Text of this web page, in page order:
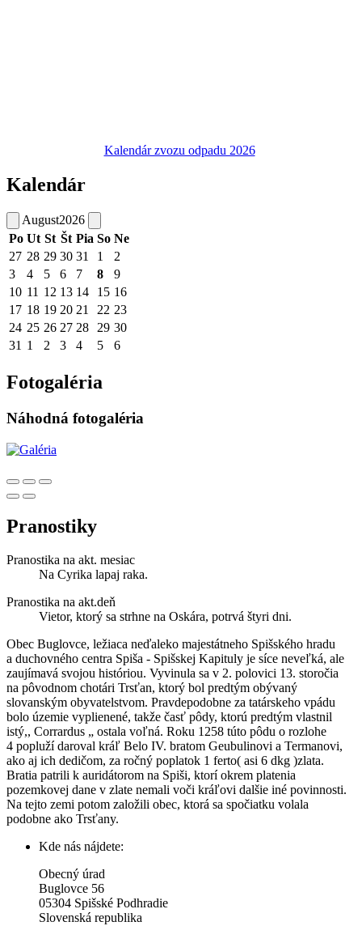
Kalendár zvozu odpadu 2026
Kalendár
August2026
Po Ut St Št Pia So Ne
27 28 29 30 31 1
2
3
4 5 6 7 8
9
10 11 12 13 14 15 16
17 18 19 20 21 22 23
24 25 26 27 28 29 30
31 1 2 3 4 5 6
Fotogaléria
Náhodná fotogaléria
Pranostiky
Pranostika na akt. mesiac
Na Cyrika lapaj raka.
Pranostika na akt.deň
Vietor, ktorý sa strhne na Oskára, potrvá štyri dni.
Obec Buglovce, ležiaca neďaleko majestátneho Spišského hradu
a duchovného centra Spiša - Spišskej Kapituly je síce neveľká, ale
zaujímavá svojou históriou. Vyvinula sa v 2. polovici 13. storočia
na pôvodnom chotári Trsťan, ktorý bol predtým obývaný
slovanským obyvatelstvom. Pravdepodobne za tatárskeho vpádu
bolo územie vyplienené, takže časť pôdy, ktorú predtým vlastnil
istý,, Corrardus „ ostala voľná. Roku 1258 túto pôdu o rozlohe
4 popluží daroval kráľ Belo IV. bratom Geubulinovi a Termanovi,
ako aj ich dedičom, za ročný poplatok 1 ferto( asi 6 dkg )zlata.
Bratia patrili k auridátorom na Spiši, ktorí okrem platenia
pozemkovej dane v zlate nemali voči kráľovi dalšie iné povinnosti.
Na tejto zemi potom založili obec, ktorá sa spočiatku volala
podobne ako Trsťany.
Kde nás nájdete:
Obecný úrad
Buglovce 56
05304 Spišské Podhradie
Slovenská republika